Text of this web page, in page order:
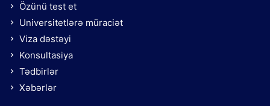
Özünü test et
Universitetlərə müraciət
Viza dəstəyi
Konsultasiya
Tədbirlər
Xəbərlər